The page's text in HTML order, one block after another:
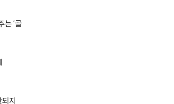
는 ‘골
지